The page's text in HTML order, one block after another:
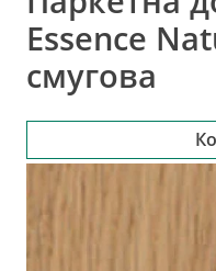
Essence
смугова